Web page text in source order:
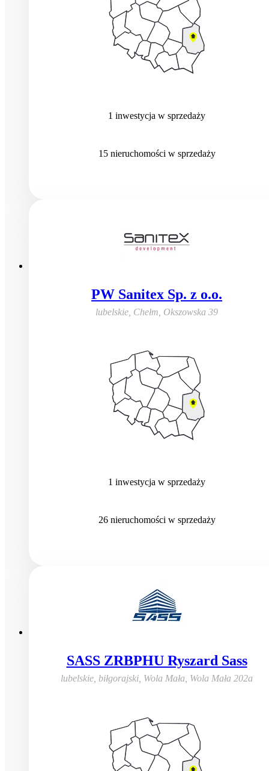
1 inwestycja w sprzedaży
15 nieruchomości w sprzedaży
PW Sanitex Sp. z o.o.
lubelskie, Chełm Okszowska 39
1 inwestycja w sprzedaży
26 nieruchomości w sprzedaży
SASS ZRBPHU Ryszard Sass
lubelskie, biłgorajski, Wola Mała Wola Mała 202a